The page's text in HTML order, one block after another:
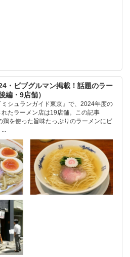
・ビブグルマン掲載！話題のラー
編・9店舗）
シュランガイド東京』で、2024年度の
たラーメン店は19店舗。この記事
鶏を使った旨味たっぷりのラーメンにビ